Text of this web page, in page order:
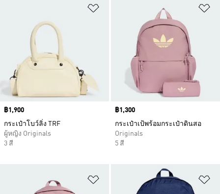
Price
฿1,900
กระเป๋าโบว์ลิ่ง TRF
ผู้หญิง Originals
3 สี
Price
฿1,300
กระเป๋าเป้พร้อมกระเป๋าดินสอ
Originals
5 สี
เพิ่มไปยังรายการสินค้าโปรด